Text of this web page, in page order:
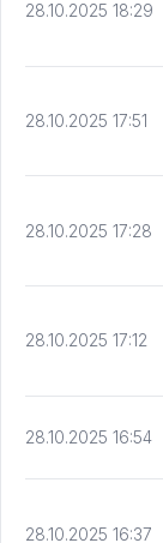
28.10.2025 18:29
28.10.2025 17:51
28.10.2025 17:28
28.10.2025 17:12
28.10.2025 16:54
28.10.2025 16:37